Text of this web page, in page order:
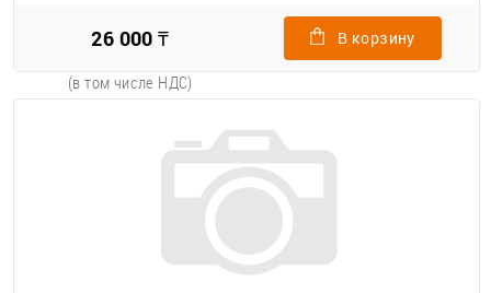
26 000 ₸
(в том числе НДС)
В корзину